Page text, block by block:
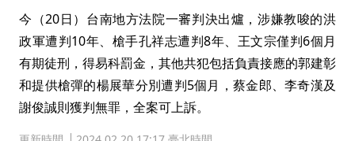
今（20日）台南地方法院一審判決出爐，涉嫌教唆的洪
政軍遭判10年、槍手孔祥志遭判8年、王文宗僅判6個月
有期徒刑，得易科罰金，其他共犯包括負責接應的郭建彰
和提供槍彈的楊展華分別遭判5個月，蔡金郎、李奇漢及
謝俊誠則獲判無罪，全案可上訴。